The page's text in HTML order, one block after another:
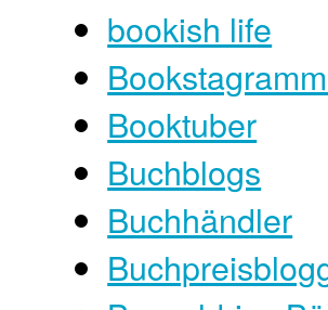
bookish life
Booktuber
Buchblogs
Buchhändler